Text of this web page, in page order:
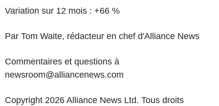
Variation sur 12 mois : +66 %
Par Tom Waite, rédacteur en chef d'Alliance News
Commentaires et questions à
newsroom@alliancenews.com
Copyright 2026 Alliance News Ltd. Tous droits